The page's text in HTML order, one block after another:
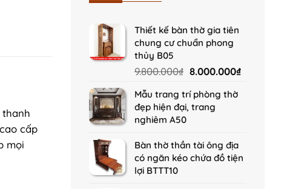
Thiết kế bàn thờ gia tiên
chung cư chuẩn phong
thủy B05
9.800.000₫ Original
was:
9.800.000₫.
8.000.000₫Current
Mẫu trang trí phòng thờ
đẹp hiện đại, trang
nghiêm A50
Bàn thờ thần tài ông địa
có ngăn kéo chứa đồ tiện
lợi BTTT10
cấp
mọi